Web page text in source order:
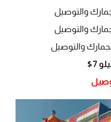
والتوصيل
والتوصيل
والتوصيل